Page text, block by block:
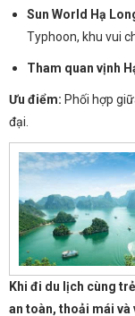
Sun World Hạ
Typhoon, khu vui
Tham quan vịnh
Ưu điểm: Phối hợp
đại.
Khi đi du lịch cùng
an toàn, thoải mái và